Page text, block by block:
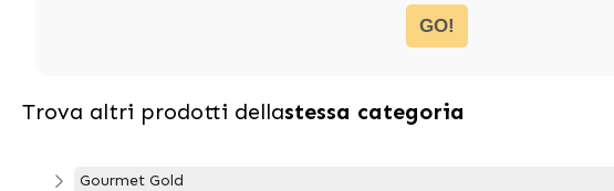
GO!
Trova altri prodotti dellastessa categoria
Gourmet Gold